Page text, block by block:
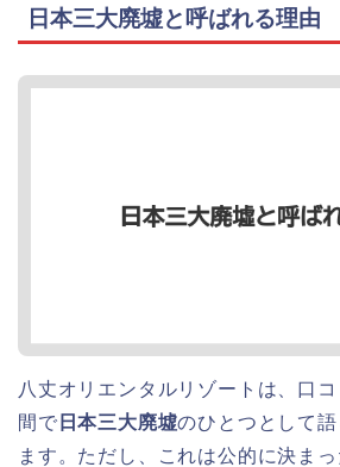
日本三大廃墟と呼ばれる理由
八丈オリエンタルリゾートは、口
間で 日本三大廃墟のひとつとして
ます。ただし、これは公的に決ま